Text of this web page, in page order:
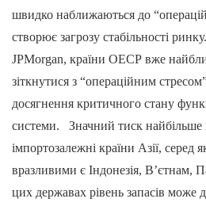
швидко наближаються до
створює загрозу стабільності
JPMorgan, країни ОЕСР вже
зіткнутися з “операційним
досягнення критичного стану
системи. Значний тиск найбільше
імпортозалежні країни Азії, серед
вразливими є Індонезія, В’єтнам,
цих державах рівень запасів може